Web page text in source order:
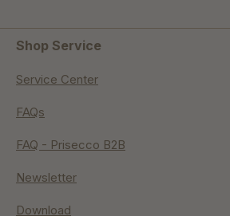
Shop Service
Service Center
FAQs
FAQ - Prisecco B2B
Newsletter
Download